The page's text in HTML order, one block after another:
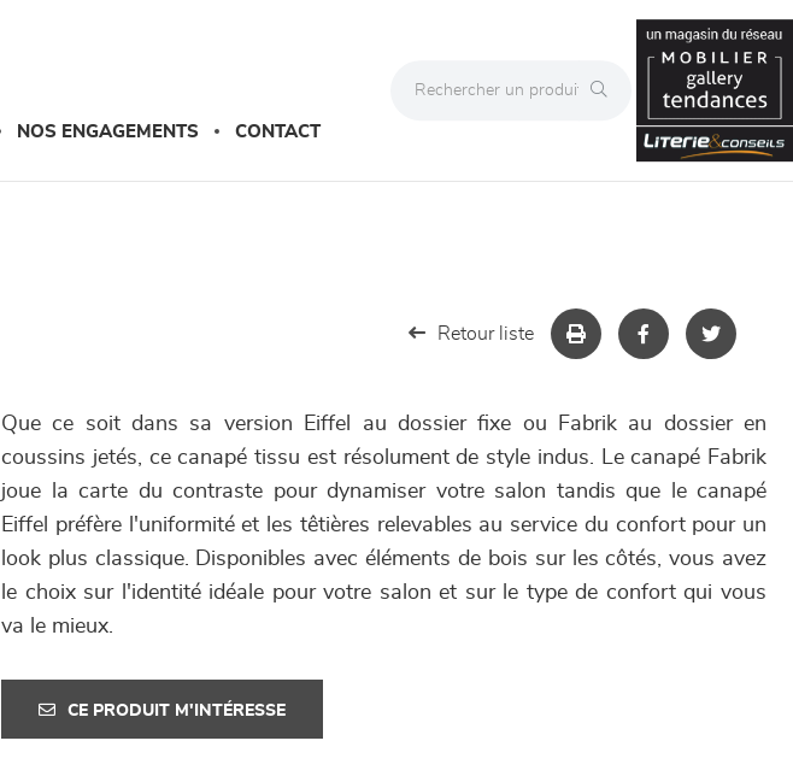
NOS ENGAGEMENTS CONTACT
Retour liste
Que ce soit dans sa version Eiffel au dossier fixe ou Fabrik au dossier en
coussins jetés, ce canapé tissu est résolument de style indus. Le canapé Fabrik
joue la carte du contraste pour dynamiser votre salon tandis que le canapé
Eiffel préfère l'uniformité et les têtières relevables au service du confort pour un
look plus classique. Disponibles avec éléments de bois sur les côtés, vous avez
le choix sur l'identité idéale pour votre salon et sur le type de confort qui vous
va le mieux.
CE PRODUIT M'INTÉRESSE